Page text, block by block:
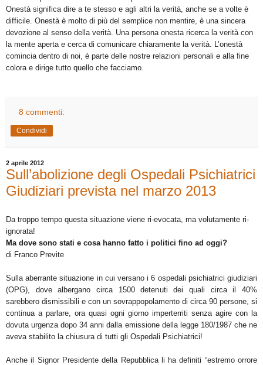
Onestà significa dire a te stesso e agli altri la verità, anche se a volte è
difficile. Onestà è molto di più del semplice non mentire, è una sincera
devozione al senso della verità. Una persona onesta ricerca la verità con
la mente aperta e cerca di comunicare chiaramente la verità. L’onestà
comincia dentro di noi, è parte delle nostre relazioni personali e alla fine
colora e dirige tutto quello che facciamo.
8 commenti:
Condividi
2 aprile 2012
Sull’abolizione degli Ospedali Psichiatrici
Giudiziari prevista nel marzo 2013
Da troppo tempo questa situazione viene ri-evocata, ma volutamente ri-
ignorata!
Ma dove sono stati e cosa hanno fatto i politici fino ad oggi?
di Franco Previte
Sulla aberrante situazione in cui versano i 6 ospedali psichiatrici giudiziari
(OPG), dove albergano circa 1500 detenuti dei quali circa il 40%
sarebbero dismissibili e con un sovrappopolamento di circa 90 persone, si
continua a parlare, ora quasi ogni giorno imperterriti senza agire con la
dovuta urgenza dopo 34 anni dalla emissione della legge 180/1987 che ne
aveva stabilito la chiusura di tutti gli Ospedali Psichiatrici!
Anche il Signor Presidente della Repubblica li ha definiti “estremo orrore